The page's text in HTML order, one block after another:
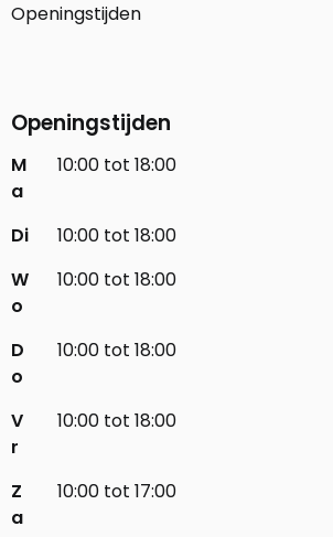
Openingstijden
Openingstijden
M
a
10:00 tot 18:00
Di
10:00 tot 18:00
W
o
10:00 tot 18:00
D
o
10:00 tot 18:00
V
r
10:00 tot 18:00
Z
a
10:00 tot 17:00